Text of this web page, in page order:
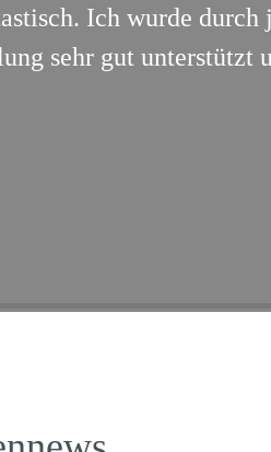
Ich wurde durch
sehr gut unterstützt